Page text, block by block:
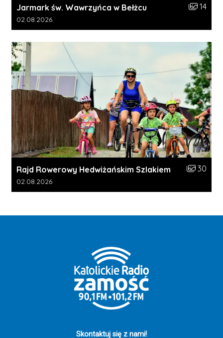
Jarmark św. Wawrzyńca w Bełżcu Liczba
14
Data dodania galerii:
02.08.2026
Rajd Rowerowy Hedwiżańskim Szlakiem Liczba
30
Data dodania galerii:
02.08.2026
Skontaktuj się z nami!